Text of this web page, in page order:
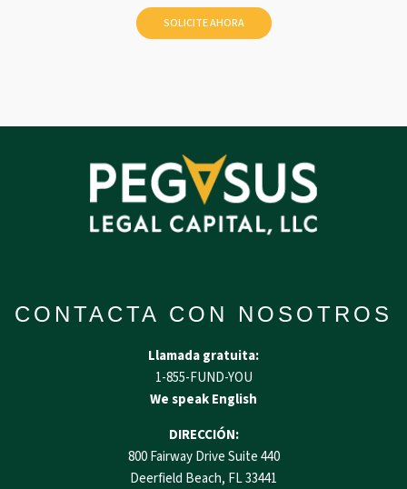
CONTACTA CON NOSOTROS
Llamada gratuita:
1-855-FUND-YOU
We speak English
DIRECCIÓN:
800 Fairway Drive Suite 440
Deerfield Beach, FL 33441